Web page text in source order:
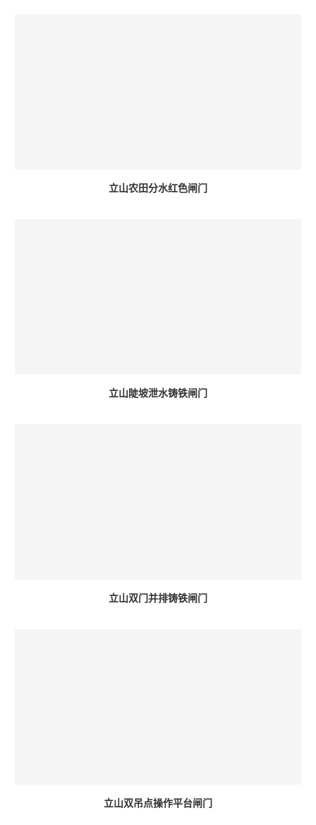
立山农田分水红色闸门
立山陡坡泄水铸铁闸门
立山双门并排铸铁闸门
立山双吊点操作平台闸门